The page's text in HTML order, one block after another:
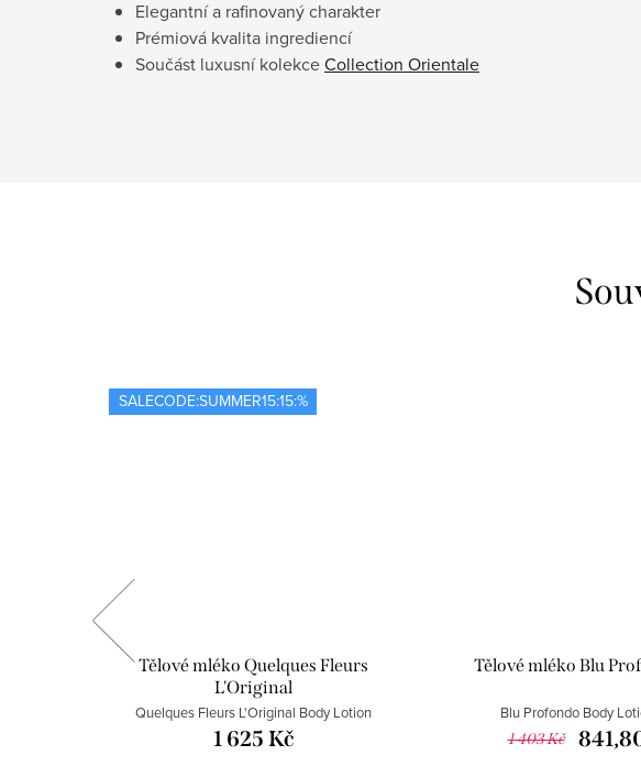
Elegantní a rafinovaný charakter
Prémiová kvalita ingrediencí
Součást luxusní kolekceCollection Orientale
SALECODE:SUMMER15:15:%
Tělové mléko Quelques Fleurs
L'Original
Quelques Fleurs L'Original Body Lotion
1 625 Kč
Tělové mléko Blu
Blu Profondo Body
1 403 Kč